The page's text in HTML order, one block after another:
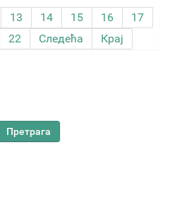
13 14 15 16
17
22 Следећа Крај
Претрага